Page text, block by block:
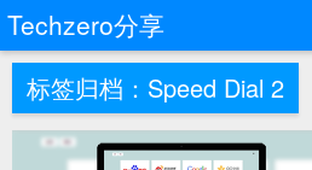
Techzero分享
标签归档： Speed Dial 2